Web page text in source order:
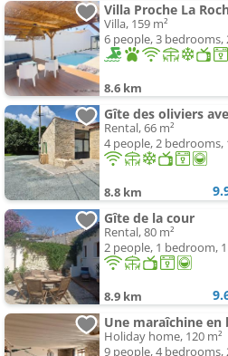
Villa Proche La
Villa, 159 m²
6 people, 3
8.6 km
Gîte des oliviers
Rental, 66 m²
4 people, 2
8.8 km
Gîte de la cour
Rental, 80 m²
2 people, 1 bedroom,
8.9 km
Holiday home, 120 m²
9 people, 4